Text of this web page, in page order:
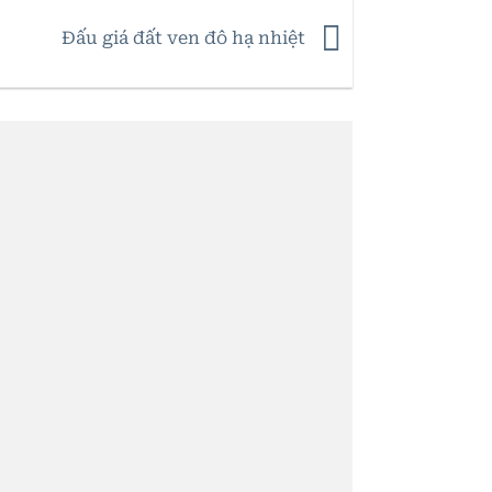
Đấu giá đất ven đô hạ nhiệt